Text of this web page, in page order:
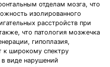
отделам мозга, что
изолированного
расстройств при
что патология мозжечка
гипоплазия,
к широкому спектру
виде нарушений